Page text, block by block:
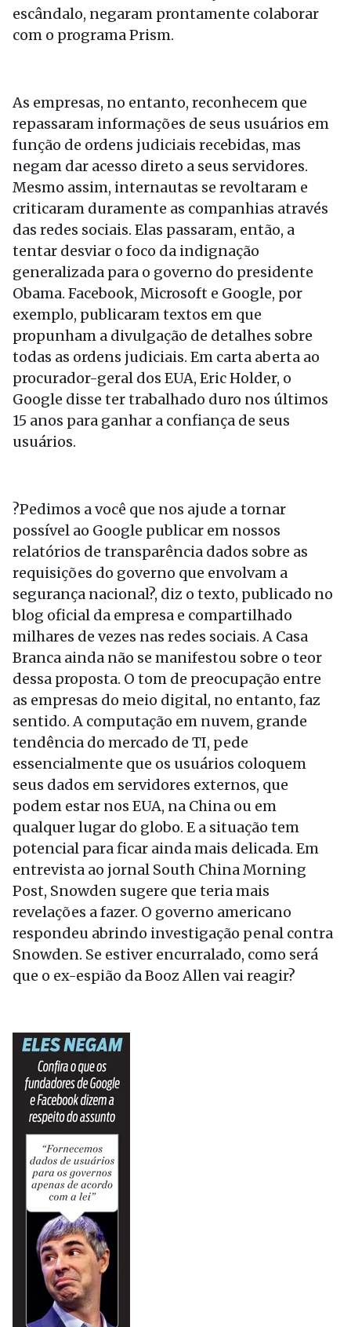
escândalo, negaram prontamente colaborar
com o programa Prism.
As empresas, no entanto, reconhecem que
repassaram informações de seus usuários em
função de ordens judiciais recebidas, mas
negam dar acesso direto a seus servidores.
Mesmo assim, internautas se revoltaram e
criticaram duramente as companhias através
das redes sociais. Elas passaram, então, a
tentar desviar o foco da indignação
generalizada para o governo do presidente
Obama. Facebook, Microsoft e Google, por
exemplo, publicaram textos em que
propunham a divulgação de detalhes sobre
todas as ordens judiciais. Em carta aberta ao
procurador-geral dos EUA, Eric Holder, o
Google disse ter trabalhado duro nos últimos
15 anos para ganhar a confiança de seus
usuários.
?Pedimos a você que nos ajude a tornar
possível ao Google publicar em nossos
relatórios de transparência dados sobre as
requisições do governo que envolvam a
segurança nacional?, diz o texto, publicado no
blog oficial da empresa e compartilhado
milhares de vezes nas redes sociais. A Casa
Branca ainda não se manifestou sobre o teor
dessa proposta. O tom de preocupação entre
as empresas do meio digital, no entanto, faz
sentido. A computação em nuvem, grande
tendência do mercado de TI, pede
essencialmente que os usuários coloquem
seus dados em servidores externos, que
podem estar nos EUA, na China ou em
qualquer lugar do globo. E a situação tem
potencial para ficar ainda mais delicada. Em
entrevista ao jornal South China Morning
Post, Snowden sugere que teria mais
revelações a fazer. O governo americano
respondeu abrindo investigação penal contra
Snowden. Se estiver encurralado, como será
que o ex-espião da Booz Allen vai reagir?